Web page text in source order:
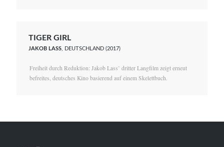
TIGER GIRL
JAKOB LASS, DEUTSCHLAND (2017)
Freiheit durch Reduktion: Jakob Lass’ dritter Langfilm zeigt erneut
befreites, deutsches Kino basierend auf einem Skelettbuch.